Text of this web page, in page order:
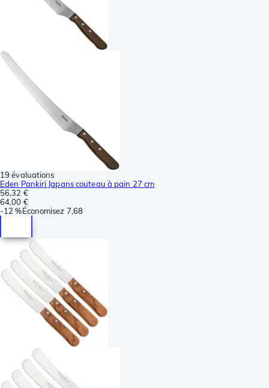
19 évaluations
Eden Pankiri Japans couteau à pain 27 cm
56,32 €
64,00 €
-12 %Économisez 7,68